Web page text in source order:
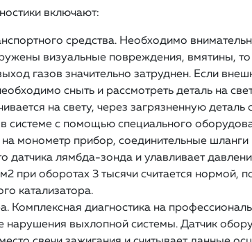
включают:
средства. Необходимо
визуальные повреждения, вмятины,
газов значительно затруднен. Если
сныть и рассмотреть деталь на
на свету, через загрязненную деталь
системе с помощью специального
на монометр прибор, соединительные
датчика лямбда-зонда и улавливает
при оборотах 3 тысячи считается нормой,
катализатора.
Комплексная диагностика на
нарушения выхлопной системы. Датчик